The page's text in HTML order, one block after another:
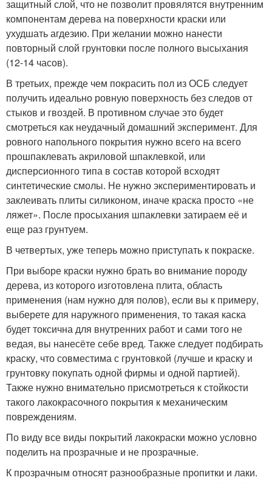
защитный слой, что не позволит провялятся внутренним
компонентам дерева на поверхности краски или
ухудшать агдезию. При желании можно нанести
повторный слой грунтовки после полного высыхания
(12-14 часов).
В третьих, прежде чем покрасить пол из ОСБ следует
получить идеально ровную поверхность без следов от
стыков и гвоздей. В противном случае это будет
смотреться как неудачный домашний эксперимент. Для
ровного напольного покрытия нужно всего на всего
прошпаклевать акриловой шпаклевкой, или
дисперсионного типа в состав которой всходят
синтетические смолы. Не нужно экспериментировать и
заклеивать плиты силиконом, иначе краска просто «не
ляжет». После просыхания шпаклевки затираем её и
еще раз грунтуем.
В четвертых, уже теперь можно приступать к покраске.
При выборе краски нужно брать во внимание породу
дерева, из которого изготовлена плита, область
применения (нам нужно для полов), если вы к примеру,
выберете для наружного применения, то такая каска
будет токсична для внутренних работ и сами того не
ведая, вы нанесёте себе вред. Также следует подбирать
краску, что совместима с грунтовкой (лучше и краску и
грунтовку покупать одной фирмы и одной партией).
Также нужно внимательно присмотреться к стойкости
такого лакокрасочного покрытия к механическим
повреждениям.
По виду все виды покрытий лакокраски можно условно
поделить на прозрачные и не прозрачные.
К прозрачным относят разнообразные пропитки и лаки.